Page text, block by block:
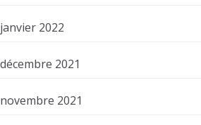
janvier 2022
décembre 2021
novembre 2021